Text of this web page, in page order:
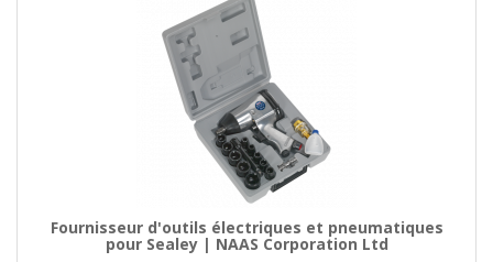
Fournisseur d'outils électriques et pneumatiques
pour Sealey | NAAS Corporation Ltd